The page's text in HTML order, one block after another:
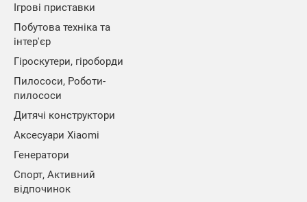
Ігрові приставки
Побутова техніка та
інтер'єр
Гіроскутери, гіроборди
Пилососи, Роботи-
пилососи
Дитячі конструктори
Аксесуари Xiaomi
Генератори
Спорт, Активний
відпочинок